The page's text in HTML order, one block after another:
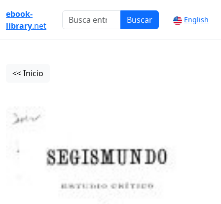
ebook-
library.net
Buscar English
<< Inicio